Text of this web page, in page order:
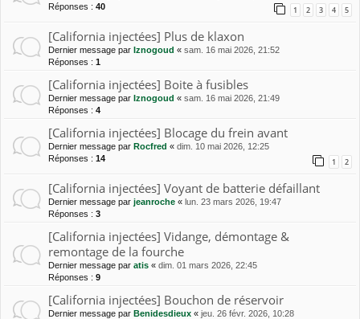
Réponses : 40 1 2 3 4 5
[California injectées] Plus de klaxon
Dernier message par Iznogoud « sam. 16 mai 2026, 21:52
Réponses : 1
[California injectées] Boite à fusibles
Dernier message par Iznogoud « sam. 16 mai 2026, 21:49
Réponses : 4
[California injectées] Blocage du frein avant
Dernier message par Rocfred « dim. 10 mai 2026, 12:25
Réponses : 14 1 2
[California injectées] Voyant de batterie défaillant
Dernier message par jeanroche « lun. 23 mars 2026, 19:47
Réponses : 3
[California injectées] Vidange, démontage &
remontage de la fourche
Dernier message par atis « dim. 01 mars 2026, 22:45
Réponses : 9
[California injectées] Bouchon de réservoir
Dernier message par Benidesdieux « jeu. 26 févr. 2026, 10:28